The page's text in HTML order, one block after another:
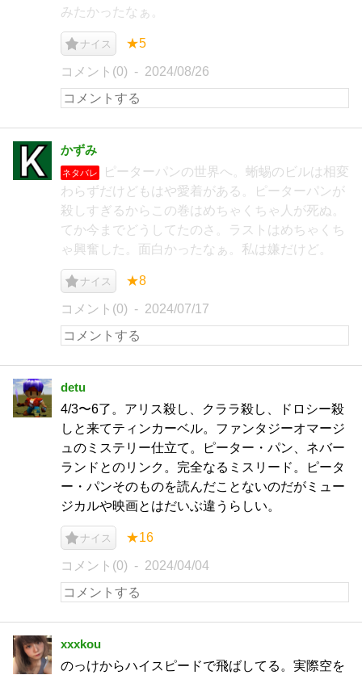
みたかったなぁ。
ナイス ★5
コメント(0) 2024/08/26
かずみ
ネタバレ
ピーターパンの世界へ。蜥蜴のビルは相変
わらずだけどもはや愛着がある。ピーターパンが
殺しすぎるからこの巻はめちゃくちゃ人が死ぬ。
てか今までどうしてたのさ。ラストはめちゃくち
ゃ興奮した。面白かったなぁ。私は嫌だけど。
ナイス ★8
コメント(0) 2024/07/17
detu
4/3〜6了。アリス殺し、クララ殺し、ドロシー殺
しと来てティンカーベル。ファンタジーオマージ
ュのミステリー仕立て。ピーター・パン、ネバー
ランドとのリンク。完全なるミスリード。ピータ
ー・パンそのものを読んだことないのだがミュー
ジカルや映画とはだいぶ違うらしい。
ナイス ★16
コメント(0) 2024/04/04
xxxkou
のっけからハイスピードで飛ばしてる。実際空を